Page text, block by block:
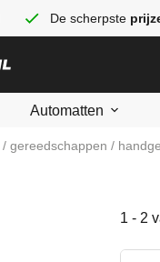
De scherpste
Automatten
/ gereedschappen /
1 - 2